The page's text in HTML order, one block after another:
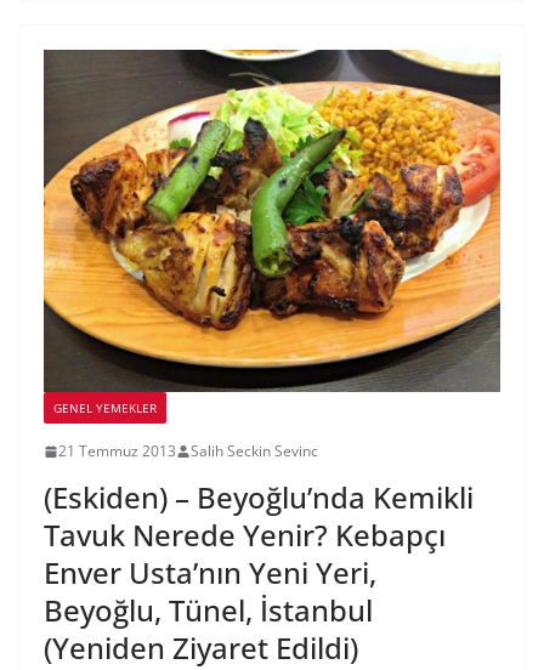
GENEL YEMEKLER
21 Temmuz 2013 Salih Seckin Sevinc
(Eskiden) – Beyoğlu’nda Kemikli
Tavuk Nerede Yenir? Kebapçı
Enver Usta’nın Yeni Yeri,
Beyoğlu, Tünel, İstanbul
(Yeniden Ziyaret Edildi)